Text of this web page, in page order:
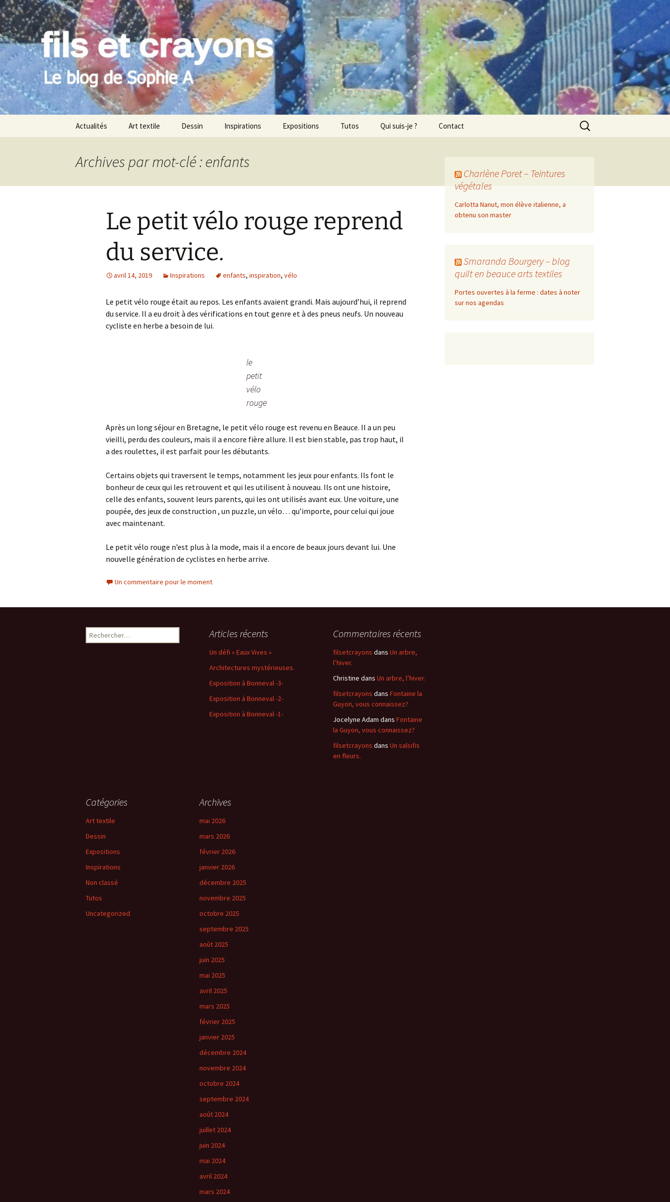
Aller
au
contenu
filsetcrayons
Le blog de Sophie A
Actualités Art textile Dessin Inspirations Expositions Tutos Qui suis-je ? Contact
Rechercher :
Archives par mot-clé : enfants
Le petit vélo rouge reprend
du service.
avril 14, 2019 Inspirations enfants, inspiration, vélo
Le petit vélo rouge était au repos. Les enfants avaient grandi. Mais aujourd’hui, il reprend
du service. Il a eu droit à des vérifications en tout genre et à des pneus neufs. Un nouveau
cycliste en herbe a besoin de lui.
le
petit
vélo
rouge
Après un long séjour en Bretagne, le petit vélo rouge est revenu en Beauce. Il a un peu
vieilli, perdu des couleurs, mais il a encore fière allure. Il est bien stable, pas trop haut, il
a des roulettes, il est parfait pour les débutants.
Certains objets qui traversent le temps, notamment les jeux pour enfants. Ils font le
bonheur de ceux qui les retrouvent et qui les utilisent à nouveau. Ils ont une histoire,
celle des enfants, souvent leurs parents, qui les ont utilisés avant eux. Une voiture, une
poupée, des jeux de construction , un puzzle, un vélo… qu’importe, pour celui qui joue
avec maintenant.
Le petit vélo rouge n’est plus à la mode, mais il a encore de beaux jours devant lui. Une
nouvelle génération de cyclistes en herbe arrive.
Un commentaire pour le moment
Charlène Poret – Teintures
végétales
Carlotta Nanut, mon élève italienne, a
obtenu son master
Smaranda Bourgery – blog
quilt en beauce arts textiles
Portes ouvertes à la ferme : dates à noter
sur nos agendas
Rechercher : Articles récents
Un défi « Eaux Vives »
Architectures mystérieuses.
Exposition à Bonneval -3-
Exposition à Bonneval -2-
Exposition à Bonneval -1-
Commentaires récents
filsetcrayons dans Un arbre,
l’hiver.
Christine dans Un arbre, l’hiver.
filsetcrayons dans Fontaine la
Guyon, vous connaissez?
Jocelyne Adam dans Fontaine
la Guyon, vous connaissez?
filsetcrayons dans Un salsifis
en fleurs.
Catégories
Art textile
Dessin
Expositions
Inspirations
Non classé
Tutos
Uncategorized
Archives
mai 2026
mars 2026
février 2026
janvier 2026
décembre 2025
novembre 2025
octobre 2025
septembre 2025
août 2025
juin 2025
mai 2025
avril 2025
mars 2025
février 2025
janvier 2025
décembre 2024
novembre 2024
octobre 2024
septembre 2024
août 2024
juillet 2024
juin 2024
mai 2024
avril 2024
mars 2024